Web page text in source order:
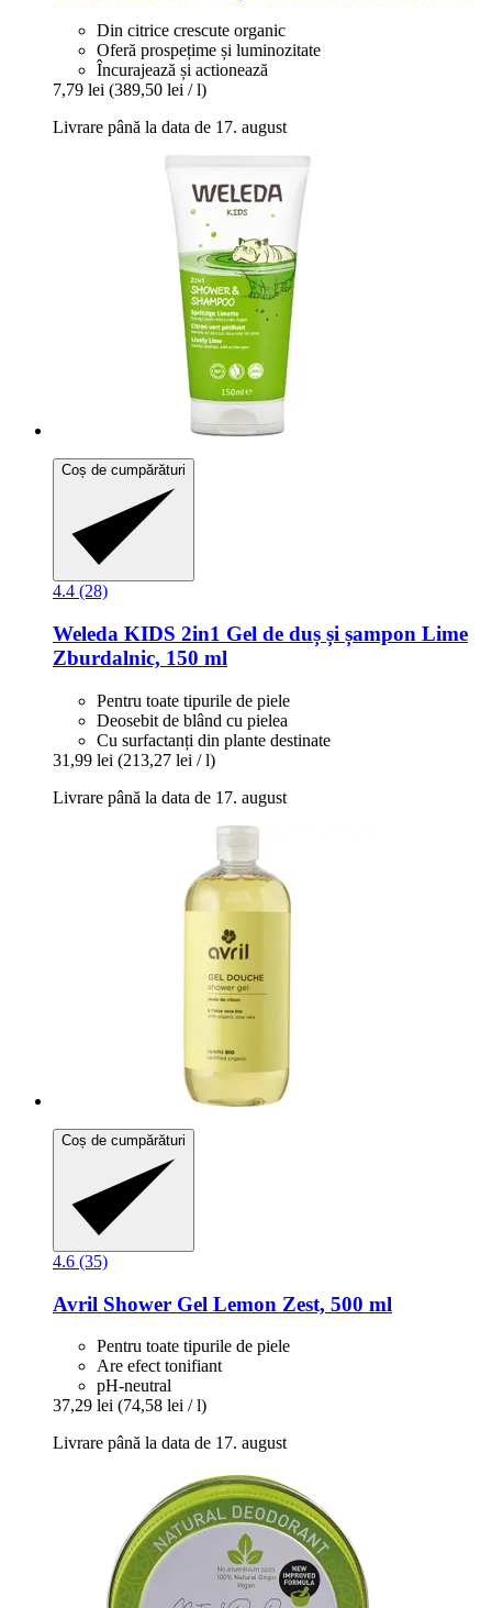
Din citrice crescute organic
Oferă prospețime și luminozitate
Încurajează și actionează
7,79 lei (389,50 lei / l)
Livrare până la data de 17. august
Coș de cumpărături
4.4 (28)
Weleda KIDS 2in1 Gel de duș și șampon Lime
Zburdalnic, 150 ml
Pentru toate tipurile de piele
Deosebit de blând cu pielea
Cu surfactanți din plante destinate
31,99 lei (213,27 lei / l)
Livrare până la data de 17. august
Coș de cumpărături
4.6 (35)
Avril Shower Gel Lemon Zest, 500 ml
Pentru toate tipurile de piele
Are efect tonifiant
pH-neutral
37,29 lei (74,58 lei / l)
Livrare până la data de 17. august